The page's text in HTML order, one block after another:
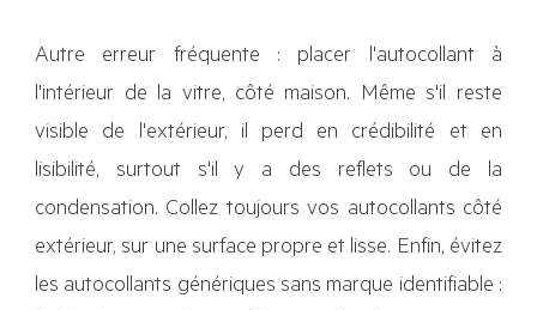
Autre erreur fréquente : placer l'autocollant à
l'intérieur de la vitre, côté maison. Même s'il reste
visible de l'extérieur, il perd en crédibilité et en
lisibilité, surtout s'il y a des reflets ou de la
condensation. Collez toujours vos autocollants côté
extérieur, sur une surface propre et lisse. Enfin, évitez
les autocollants génériques sans marque identifiable :